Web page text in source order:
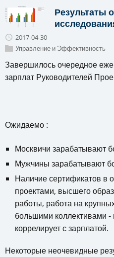
Результаты
2017-04-30
Управление и Эффективность
Завершилось очередное
зарплат Руководителей
Ожидаемо :
Москвичи зарабатывают
Мужчины зарабатывают
Наличие сертификатов в
проектами, высшего
работы, работа на
большими коллективами -
коррелирует с зарплатой.
Некоторые неочевидные